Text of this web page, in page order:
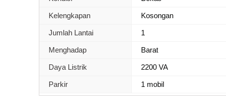
Kelengkapan Kosongan
Jumlah Lantai 1
Menghadap Barat
Daya Listrik 2200 VA
Parkir 1 mobil